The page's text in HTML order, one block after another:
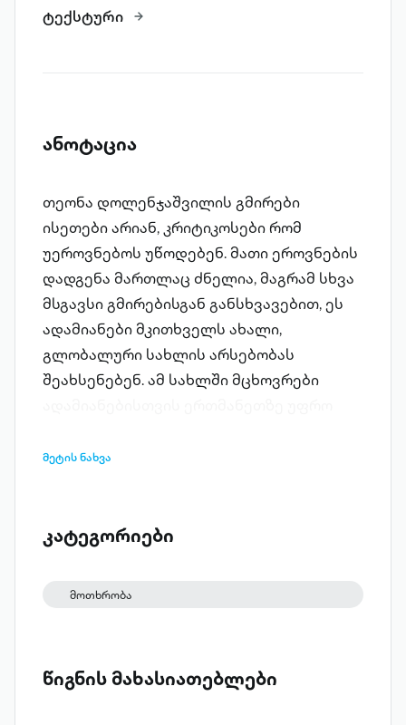
ტექსტური
ანოტაცია
თეონა დოლენჯაშვილის გმირები
ისეთები არიან, კრიტიკოსები რომ
უეროვნებოს უწოდებენ. მათი ეროვნების
დადგენა მართლაც ძნელია, მაგრამ სხვა
მსგავსი გმირებისგან განსხვავებით, ეს
ადამიანები მკითხველს ახალი,
გლობალური სახლის არსებობას
შეახსენებენ. ამ სახლში მცხოვრები
ტელევიზორი, ტერაქტი, კარნავალი და
ავტორი თქვენ განდობთ. მთავარია,
მეტის ნახვა
კატეგორიები
მოთხრობა
წიგნის მახასიათებლები